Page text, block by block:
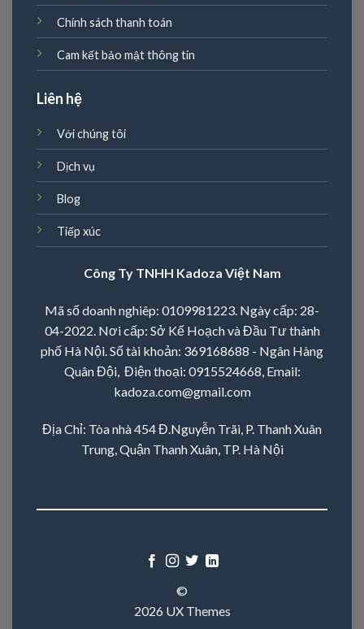
Chính sách thanh toán
Cam kết bảo mật thông tin
Liên hệ
Với chúng tôi
Dịch vụ
Blog
Tiếp xúc
Công Ty TNHH Kadoza Việt Nam
Mã số doanh nghiêp: 0109981223. Ngày cấp: 28-
04-2022. Nơi cấp: Sở Kế Hoạch và Đầu Tư thành
phố Hà Nội. Số tài khoản: 369168688 - Ngân Hàng
Quân Đội, Điện thoại: 0915524668, Email:
kadoza.com@gmail.com
Địa Chỉ: Tòa nhà 454 Đ.Nguyễn Trãi, P. Thanh Xuân
Trung, Quận Thanh Xuân, TP. Hà Nội
©
2026 UX Themes